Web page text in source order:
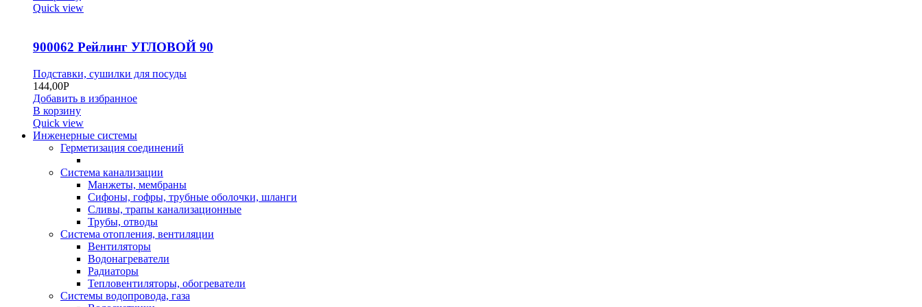
Quick view
900062 Рейлинг УГЛОВОЙ 90
Подставки, сушилки для посуды
144,00Р
Добавить в избранное
В корзину
Quick view
Инженерные системы
Герметизация соединений
Система канализации
Манжеты, мембраны
Сифоны, гофры, трубные оболочки, шланги
Сливы, трапы канализационные
Трубы, отводы
Система отопления, вентиляции
Вентиляторы
Водонагреватели
Радиаторы
Тепловентиляторы, обогреватели
Системы водопровода, газа